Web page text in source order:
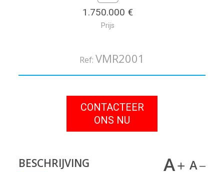
1.750.000 €
Prijs
Ref: VMR2001
CONTACTEER
ONS NU
BESCHRIJVING